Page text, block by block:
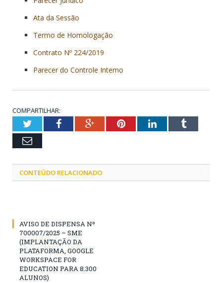
Ata da Sessão
Termo de Homologação
Contrato Nº 224/2019
Parecer do Controle Interno
COMPARTILHAR:
TwitterFacebookGoogle+PinterestLinkedInTumblr
Email
CONTEÚDO RELACIONADO
AVISO DE DISPENSA Nº
700007/2025 – SME
(IMPLANTAÇÃO DA
PLATAFORMA, GOOGLE
WORKSPACE FOR
EDUCATION PARA 8.300
ALUNOS)